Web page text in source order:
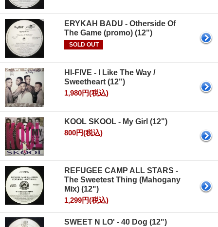
ERYKAH BADU - Otherside Of
The Game (promo) (12")
SOLD OUT
HI‐FIVE - I Like The Way /
Sweetheart (12")
1,980円(税込)
KOOL SKOOL - My Girl (12")
800円(税込)
REFUGEE CAMP ALL STARS -
The Sweetest Thing (Mahogany
Mix) (12")
1,299円(税込)
SWEET N LO' - 40 Dog (12")